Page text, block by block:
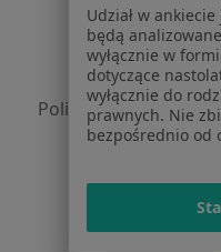
Polityka
Polityka
Polityka
dane
Jak działają
Udział w
będą
wyłącznie w
dotyczące
wyłącznie do
prawnych. Nie
bezpośrednio od